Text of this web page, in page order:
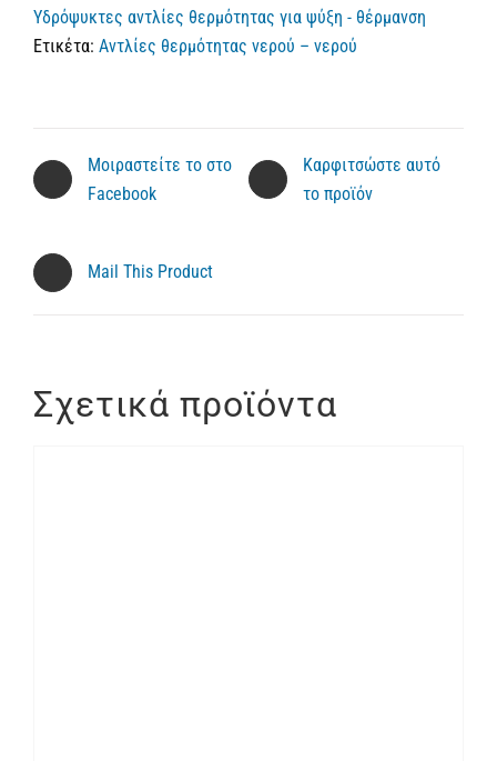
Υδρόψυκτες αντλίες θερμότητας για ψύξη - θέρμανση
Ετικέτα: Αντλίες θερμότητας νερού – νερού
Μοιραστείτε το στο
Facebook
Καρφιτσώστε αυτό
το προϊόν
Mail This Product
Σχετικά προϊόντα